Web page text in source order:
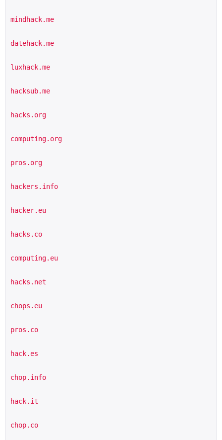
mindhack.me
datehack.me
luxhack.me
hacksub.me
hacks.org
computing.org
pros.org
hackers.info
hacker.eu
hacks.co
computing.eu
hacks.net
chops.eu
pros.co
hack.es
chop.info
hack.it
chop.co